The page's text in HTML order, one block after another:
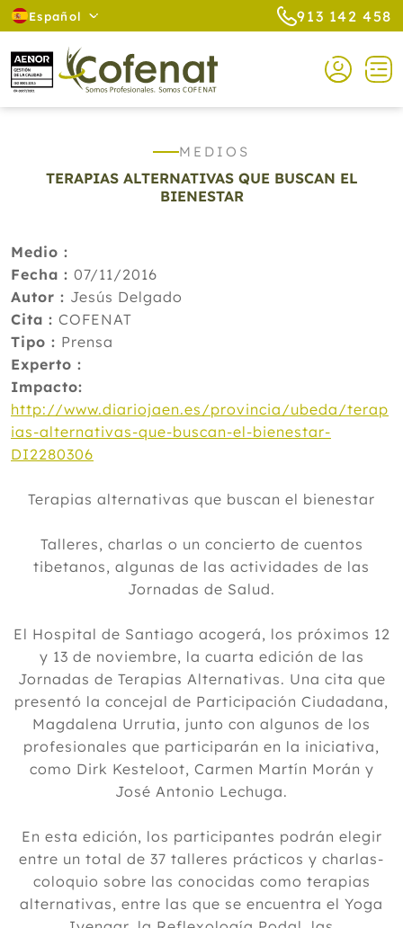
Español 913 142 458
MEDIOS
TERAPIAS ALTERNATIVAS QUE BUSCAN EL
BIENESTAR
Medio :
Fecha : 07/11/2016
Autor : Jesús Delgado
Cita : COFENAT
Tipo : Prensa
Experto :
Impacto:
http://www.diariojaen.es/provincia/ubeda/terap
ias-alternativas-que-buscan-el-bienestar-
DI2280306
Terapias alternativas que buscan el bienestar
Talleres, charlas o un concierto de cuentos
tibetanos, algunas de las actividades de las
Jornadas de Salud.
El Hospital de Santiago acogerá, los próximos 12
y 13 de noviembre, la cuarta edición de las
Jornadas de Terapias Alternativas. Una cita que
presentó la concejal de Participación Ciudadana,
Magdalena Urrutia, junto con algunos de los
profesionales que participarán en la iniciativa,
como Dirk Kesteloot, Carmen Martín Morán y
José Antonio Lechuga.
En esta edición, los participantes podrán elegir
entre un total de 37 talleres prácticos y charlas-
coloquio sobre las conocidas como terapias
alternativas, entre las que se encuentra el Yoga